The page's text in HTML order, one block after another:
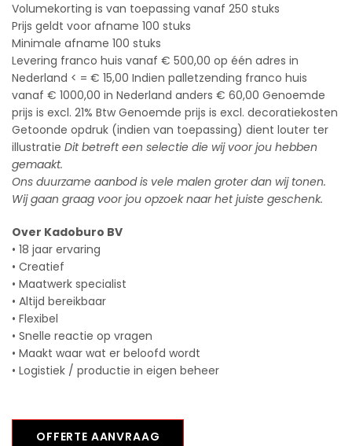
Volumekorting is van toepassing vanaf 250 stuks
Prijs geldt voor afname 100 stuks
Minimale afname 100 stuks
Levering franco huis vanaf € 500,00 op één adres in
Nederland < = € 15,00 Indien palletzending franco huis
vanaf € 1000,00 in Nederland anders € 60,00 Genoemde
prijs is excl. 21% Btw Genoemde prijs is excl. decoratiekosten
Getoonde opdruk (indien van toepassing) dient louter ter
illustratie Dit betreft een selectie die wij voor jou hebben
gemaakt.
Ons duurzame aanbod is vele malen groter dan wij tonen.
Wij gaan graag voor jou opzoek naar het juiste geschenk.
Over Kadoburo BV
• 18 jaar ervaring
• Creatief
• Maatwerk specialist
• Altijd bereikbaar
• Flexibel
• Snelle reactie op vragen
• Maakt waar wat er beloofd wordt
• Logistiek / productie in eigen beheer
OFFERTE AANVRAAG